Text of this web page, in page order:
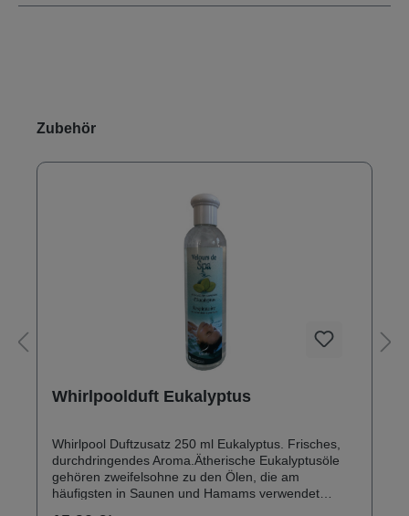
Produktgalerie überspringen
Zubehör
Whirlpoolduft Eukalyptus
Whirlpool Duftzusatz 250 ml Eukalyptus. Frisches,
durchdringendes Aroma.Ätherische Eukalyptusöle
gehören zweifelsohne zu den Ölen, die am
häufigsten in Saunen und Hamams verwendet